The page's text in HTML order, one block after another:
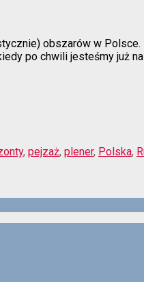
obszarów w
po chwili jesteśmy już
, pejzaż, plener, Polska,